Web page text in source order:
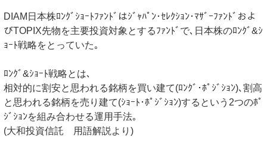
DIAM日本株ﾛﾝｸﾞｼｮｰﾄﾌｧﾝﾄﾞはｼﾞｬﾊﾟﾝ･ｾﾚｸｼｮﾝ･ﾏｻﾞｰﾌｧﾝﾄﾞおよ
びTOPIX先物を主要投資対象とするﾌｧﾝﾄﾞで､日本株のﾛﾝｸﾞ&ｼ
ｮｰﾄ戦略をとっていた｡
ﾛﾝｸﾞ&ｼｮｰﾄ戦略とは､
相対的に割安と思われる銘柄を買い建て(ﾛﾝｸﾞ･ﾎﾟｼﾞｼｮﾝ)､割高
と思われる銘柄を売り建て(ｼｮｰﾄ･ﾎﾟｼﾞｼｮﾝ)するという2つのﾎﾟ
ｼﾞｼｮﾝを組み合わせる運用手法｡
(大和投資信託 用語解説より)